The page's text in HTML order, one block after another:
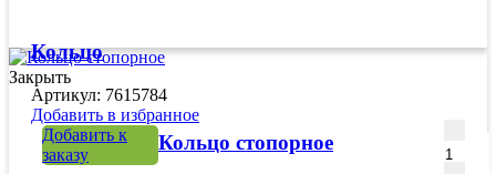
Кольцо
Артикул: 7615784
Добавить в избранное
Добавить к
заказу
Закрыть
Кольцо стопорное